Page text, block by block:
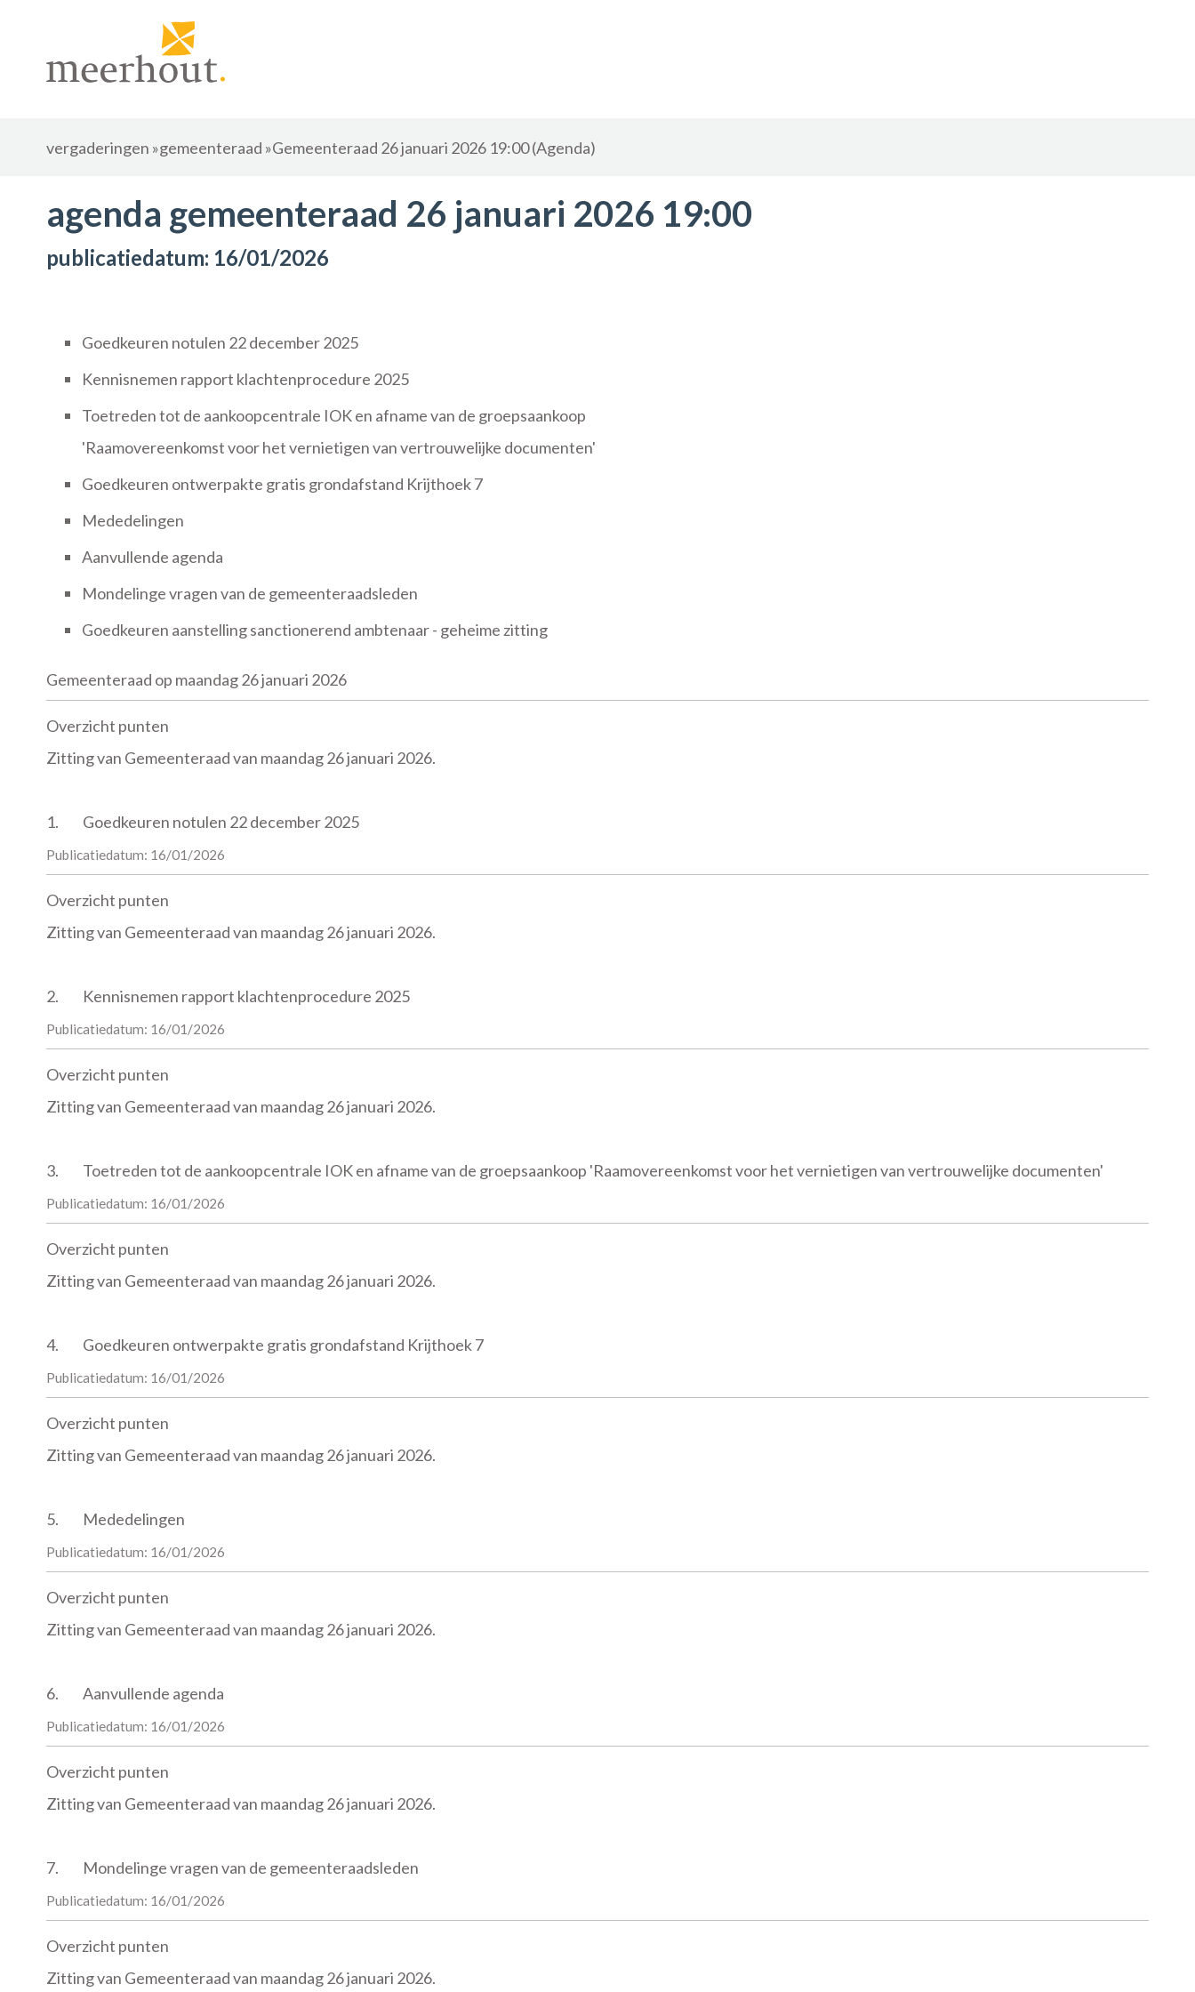
vergaderingen »gemeenteraad »Gemeenteraad 26 januari 2026 19:00 (Agenda)
agenda gemeenteraad 26 januari 2026 19:00
publicatiedatum: 16/01/2026
Goedkeuren notulen 22 december 2025
Kennisnemen rapport klachtenprocedure 2025
Toetreden tot de aankoopcentrale IOK en afname van de groepsaankoop
'Raamovereenkomst voor het vernietigen van vertrouwelijke documenten'
Goedkeuren ontwerpakte gratis grondafstand Krijthoek 7
Mededelingen
Aanvullende agenda
Mondelinge vragen van de gemeenteraadsleden
Goedkeuren aanstelling sanctionerend ambtenaar - geheime zitting
Gemeenteraad op maandag 26 januari 2026
Overzicht punten
Zitting van Gemeenteraad van maandag 26 januari 2026.
1. Goedkeuren notulen 22 december 2025
Publicatiedatum: 16/01/2026
Overzicht punten
Zitting van Gemeenteraad van maandag 26 januari 2026.
2. Kennisnemen rapport klachtenprocedure 2025
Publicatiedatum: 16/01/2026
Overzicht punten
Zitting van Gemeenteraad van maandag 26 januari 2026.
3. Toetreden tot de aankoopcentrale IOK en afname van de groepsaankoop 'Raamovereenkomst voor het vernietigen van vertrouwelijke documenten'
Publicatiedatum: 16/01/2026
Overzicht punten
Zitting van Gemeenteraad van maandag 26 januari 2026.
4. Goedkeuren ontwerpakte gratis grondafstand Krijthoek 7
Publicatiedatum: 16/01/2026
Overzicht punten
Zitting van Gemeenteraad van maandag 26 januari 2026.
5. Mededelingen
Publicatiedatum: 16/01/2026
Overzicht punten
Zitting van Gemeenteraad van maandag 26 januari 2026.
6. Aanvullende agenda
Publicatiedatum: 16/01/2026
Overzicht punten
Zitting van Gemeenteraad van maandag 26 januari 2026.
7. Mondelinge vragen van de gemeenteraadsleden
Publicatiedatum: 16/01/2026
Overzicht punten
Zitting van Gemeenteraad van maandag 26 januari 2026.